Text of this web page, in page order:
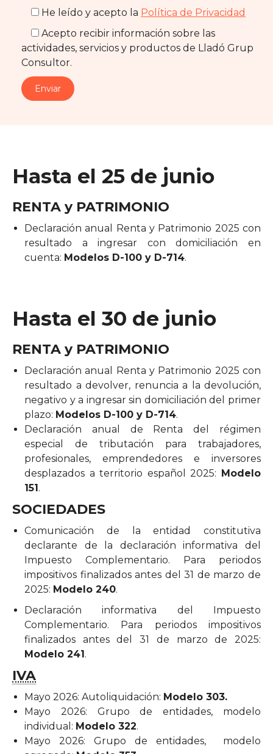
He leído y acepto la Política de Privacidad
Acepto recibir información sobre las
actividades, servicios y productos de Lladó Grup
Consultor.
Hasta el 25 de junio
RENTA y PATRIMONIO
Declaración anual Renta y Patrimonio 2025 con
resultado a ingresar con domiciliación en
cuenta: Modelos D-100 y D-714.
Hasta el 30 de junio
RENTA y PATRIMONIO
Declaración anual Renta y Patrimonio 2025 con
resultado a devolver, renuncia a la devolución,
negativo y a ingresar sin domiciliación del primer
plazo: Modelos D-100 y D-714.
Declaración anual de Renta del régimen
especial de tributación para trabajadores,
profesionales, emprendedores e inversores
desplazados a territorio español 2025: Modelo
151.
SOCIEDADES
Comunicación de la entidad constitutiva
declarante de la declaración informativa del
Impuesto Complementario. Para periodos
impositivos finalizados antes del 31 de marzo de
2025: Modelo 240.
Declaración informativa del Impuesto
Complementario. Para periodos impositivos
finalizados antes del 31 de marzo de 2025:
Modelo 241.
IVA
Mayo 2026: Autoliquidación: Modelo 303.
Mayo 2026: Grupo de entidades, modelo
individual: Modelo 322.
Mayo 2026: Grupo de entidades, modelo